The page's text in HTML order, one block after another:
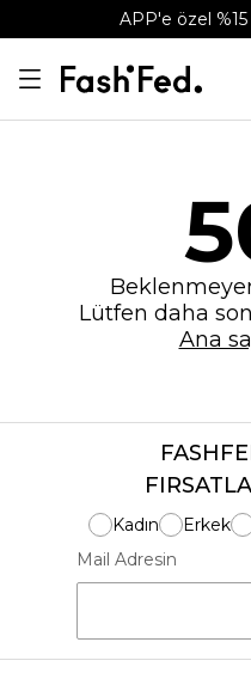
APP'e özel
Lütfen daha
Ana
Kadın Erkek
Mail Adresin